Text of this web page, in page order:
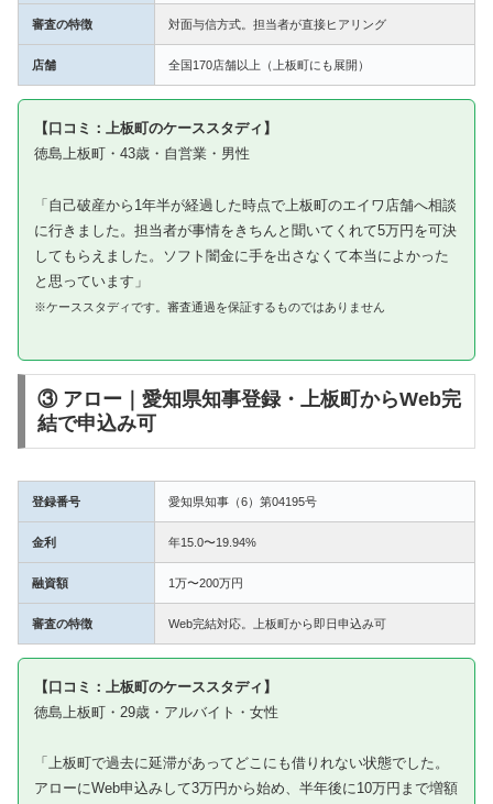
審査の特徴 対面与信方式。担当者が直接ヒアリング
店舗 全国170店舗以上（上板町にも展開）
【口コミ：上板町のケーススタディ】
徳島上板町・43歳・自営業・男性
「自己破産から1年半が経過した時点で上板町のエイワ店舗へ相談
に行きました。担当者が事情をきちんと聞いてくれて5万円を可決
してもらえました。ソフト闇金に手を出さなくて本当によかった
と思っています」
※ケーススタディです。審査通過を保証するものではありません
③ アロー｜愛知県知事登録・上板町からWeb完
結で申込み可
登録番号 愛知県知事（6）第04195号
金利 年15.0〜19.94%
融資額 1万〜200万円
審査の特徴 Web完結対応。上板町から即日申込み可
【口コミ：上板町のケーススタディ】
徳島上板町・29歳・アルバイト・女性
「上板町で過去に延滞があってどこにも借りれない状態でした。
アローにWeb申込みして3万円から始め、半年後に10万円まで増額